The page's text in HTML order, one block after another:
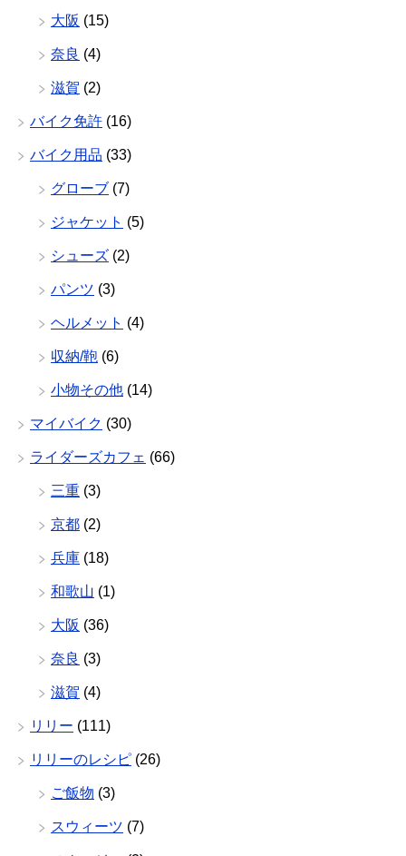
大阪 (15)
奈良 (4)
滋賀 (2)
バイク免許 (16)
バイク用品 (33)
グローブ (7)
ジャケット (5)
シューズ (2)
パンツ (3)
ヘルメット (4)
収納/鞄 (6)
小物その他 (14)
マイバイク (30)
ライダーズカフェ (66)
三重 (3)
京都 (2)
兵庫 (18)
和歌山 (1)
大阪 (36)
奈良 (3)
滋賀 (4)
リリー (111)
リリーのレシピ (26)
ご飯物 (3)
スウィーツ (7)